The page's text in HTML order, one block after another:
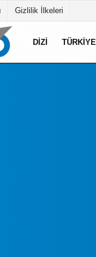
Gizlilik İlkeleri
DIZI TÜRKIYE